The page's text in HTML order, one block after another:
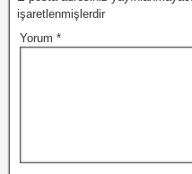
işaretlenmişlerdir
Yorum *